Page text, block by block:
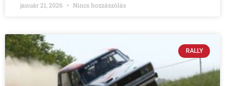
január 21, 2026 Nincs hozzászólás
RALLY